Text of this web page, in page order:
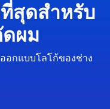
สุดสำหรับ
ผม
อกแบบโลโก้ของช่าง